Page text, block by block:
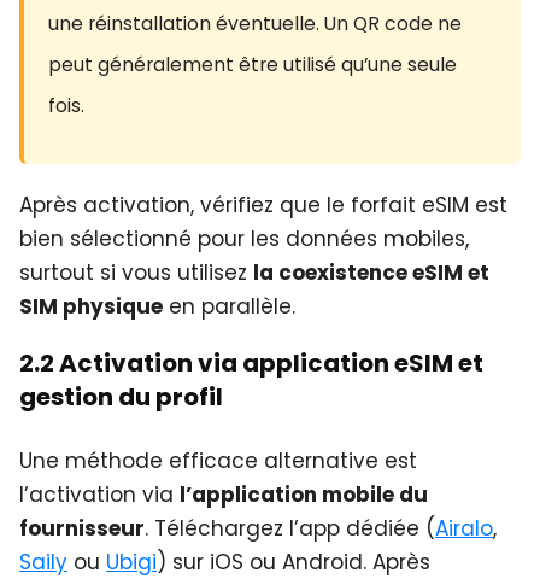
une réinstallation éventuelle. Un QR code ne
peut généralement être utilisé qu’une seule
fois.
Après activation, vérifiez que le forfait eSIM est
bien sélectionné pour les données mobiles,
surtout si vous utilisez la coexistence eSIM et
SIM physique en parallèle.
2.2 Activation via application eSIM et
gestion du profil
Une méthode efficace alternative est
l’activation via l’application mobile du
fournisseur. Téléchargez l’app dédiée (Airalo,
Saily ou Ubigi) sur iOS ou Android. Après